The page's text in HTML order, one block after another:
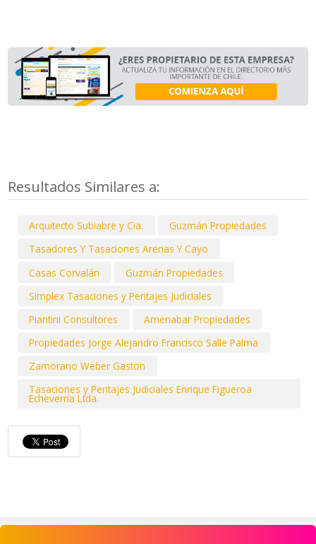
Resultados Similares a:
Arquitecto Subiabre y Cia.
Guzmán Propiedades
Tasadores Y Tasaciones Arenas Y Cayo
Casas Corvalán
Guzmán Propiedades
Simplex Tasaciones y Peritajes Judiciales
Piantini Consultores
Amenabar Propiedades
Propiedades Jorge Alejandro Francisco Salle Palma
Zamorano Weber Gaston
Tasaciones y Peritajes Judiciales Enrique Figueroa
Echeverría Ltda.